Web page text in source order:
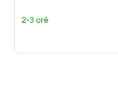
2-3 orë